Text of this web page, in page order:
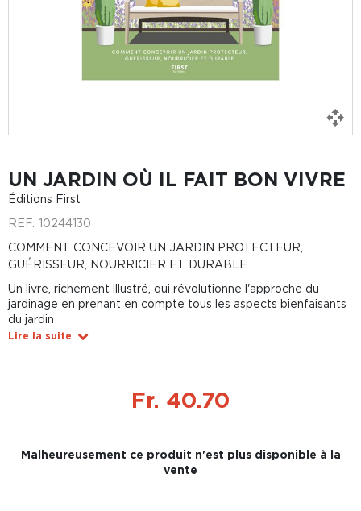
UN JARDIN OÙ IL FAIT BON VIVRE
Éditions First
REF. 10244130
COMMENT CONCEVOIR UN JARDIN PROTECTEUR,
GUÉRISSEUR, NOURRICIER ET DURABLE
Un livre, richement illustré, qui révolutionne l'approche du
jardinage en prenant en compte tous les aspects bienfaisants
du jardin
Lire la suite
Fr. 40.70
Malheureusement ce produit n'est plus disponible à la
vente